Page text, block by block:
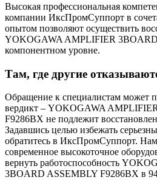
Высокая профессиональная
компании ИксПромСуппорт в
опытом позволяют осуществить
YOKOGAWA AMPLIFIER
компонентном уровне.
Там, где другие
Обращение к специалистам может
вердикт – YOKOGAWA
F9286BX не подлежит
Задавшись целью избежать
обратитесь в ИксПромСуппорт.
современное высокоточное
вернуть работоспособность
3BOARD ASSEMBLY F9286BX в